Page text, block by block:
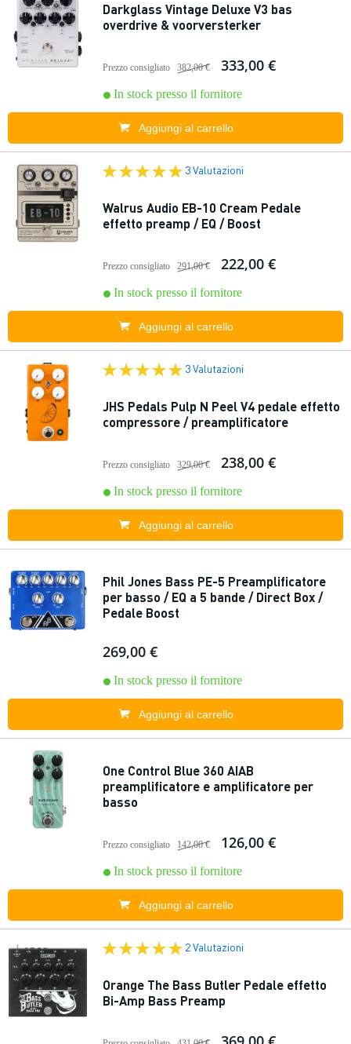
Darkglass Vintage Deluxe V3 bas
overdrive & voorversterker
Prezzo consigliato 382,00 € 333,00 €
In stock presso il fornitore
Aggiungi al carrello
3 Valutazioni
Walrus Audio EB-10 Cream Pedale
effetto preamp / EQ / Boost
Prezzo consigliato 291,00 € 222,00 €
In stock presso il fornitore
Aggiungi al carrello
3 Valutazioni
JHS Pedals Pulp N Peel V4 pedale effetto
compressore / preamplificatore
Prezzo consigliato 329,00 € 238,00 €
In stock presso il fornitore
Aggiungi al carrello
Phil Jones Bass PE-5 Preamplificatore
per basso / EQ a 5 bande / Direct Box /
Pedale Boost
269,00 €
In stock presso il fornitore
Aggiungi al carrello
One Control Blue 360 AIAB
preamplificatore e amplificatore per
basso
Prezzo consigliato 142,00 € 126,00 €
In stock presso il fornitore
Aggiungi al carrello
2 Valutazioni
Orange The Bass Butler Pedale effetto
Bi-Amp Bass Preamp